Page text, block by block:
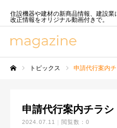
住設機器や建材の新商品情報、建設業
改正情報をオリジナル動画付きで。
トピックス 申請代行案内
申請代行案内チラシ
2024.07.11 閲覧数：0